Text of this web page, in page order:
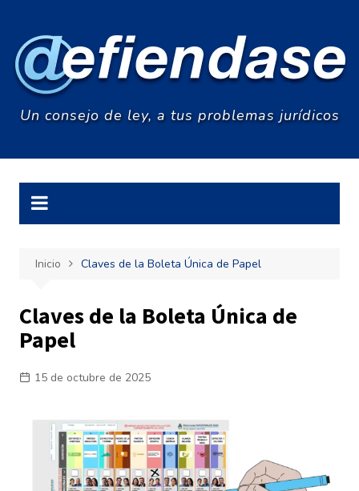
contenido
Un consejo de ley, a tus problemas jurídicos
Inicio Claves de la Boleta Única de Papel
Claves de la Boleta Única de
Papel
15 de octubre de 2025